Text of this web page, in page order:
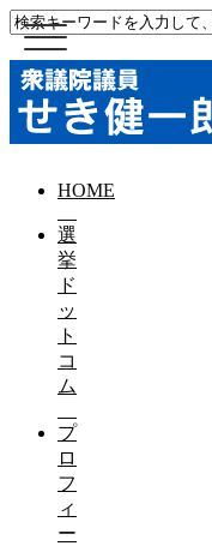
HOME
選
挙
ド
ッ
ト
コ
ム
プ
ロ
フ
ィ
ー